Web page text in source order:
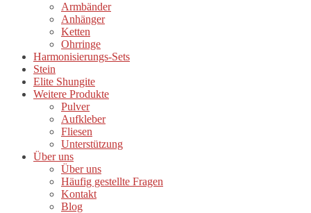
Armbänder
Anhänger
Ketten
Ohrringe
Harmonisierungs-Sets
Stein
Elite Shungite
Weitere Produkte
Pulver
Aufkleber
Fliesen
Unterstützung
Über uns
Über uns
Häufig gestellte Fragen
Kontakt
Blog